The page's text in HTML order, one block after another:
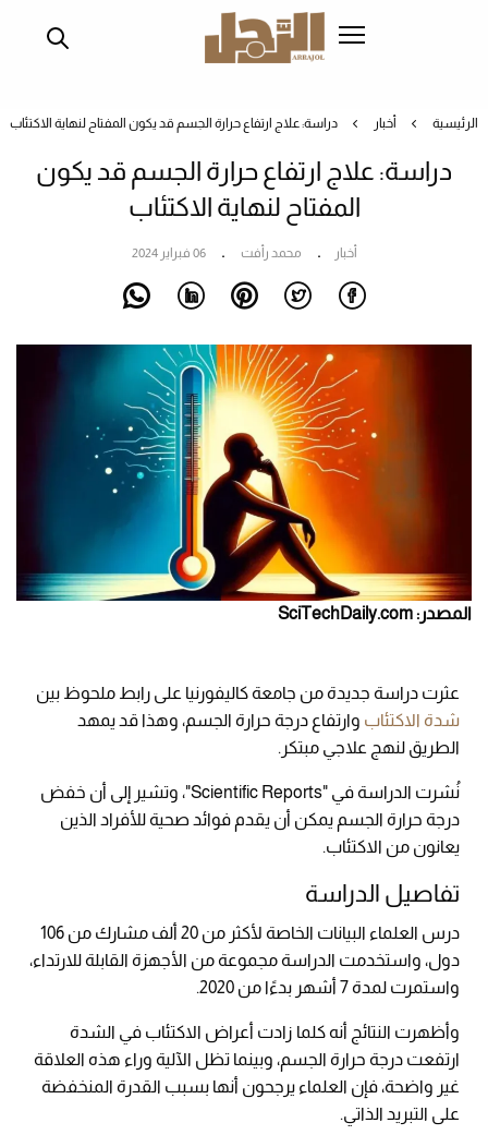
الرئيسية أخبار دراسة: علاج ارتفاع حرارة الجسم قد يكون المفتاح لنهاية الاكتئاب
دراسة: علاج ارتفاع حرارة الجسم قد يكون
المفتاح لنهاية الاكتئاب
أخبار محمد رأفت 06 فبراير 2024
المصدر: SciTechDaily.com
عثرت دراسة جديدة من جامعة كاليفورنيا على رابط ملحوظ بين
شدة الاكتئاب وارتفاع درجة حرارة الجسم، وهذا قد يمهد
الطريق لنهج علاجي مبتكر.
نُشرت الدراسة في "Scientific Reports"، وتشير إلى أن خفض
درجة حرارة الجسم يمكن أن يقدم فوائد صحية للأفراد الذين
يعانون من الاكتئاب.
تفاصيل الدراسة
درس العلماء البيانات الخاصة لأكثر من 20 ألف مشارك من 106
دول، واستخدمت الدراسة مجموعة من الأجهزة القابلة للارتداء،
واستمرت لمدة 7 أشهر بدءًا من 2020.
وأظهرت النتائج أنه كلما زادت أعراض الاكتئاب في الشدة
ارتفعت درجة حرارة الجسم، وبينما تظل الآلية وراء هذه العلاقة
غير واضحة، فإن العلماء يرجحون أنها بسبب القدرة المنخفضة
على التبريد الذاتي.